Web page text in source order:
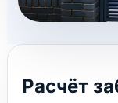
Расчёт